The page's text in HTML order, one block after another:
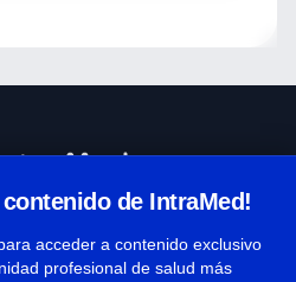
de IntraMed!
acceder a contenido exclusivo
profesional de salud más